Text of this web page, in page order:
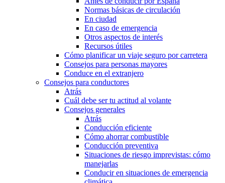
Normas básicas de circulación
En ciudad
En caso de emergencia
Otros aspectos de interés
Recursos útiles
Cómo planificar un viaje seguro por carretera
Consejos para personas mayores
Conduce en el extranjero
Consejos para conductores
Atrás
Cuál debe ser tu actitud al volante
Consejos generales
Atrás
Conducción eficiente
Cómo ahorrar combustible
Conducción preventiva
Situaciones de riesgo imprevistas: cómo
manejarlas
Conducir en situaciones de emergencia